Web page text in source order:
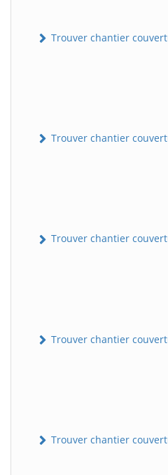
Trouver chantier
Trouver chantier
Trouver chantier
Trouver chantier
Trouver chantier